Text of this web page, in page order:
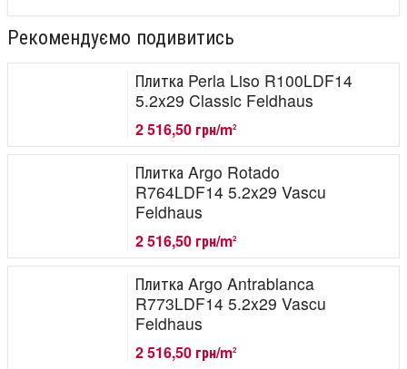
Рекомендуємо подивитись
Плитка Perla Liso R100LDF14
5.2x29 Classic Feldhaus
2 516,50 грн/m2
Плитка Argo Rotado
R764LDF14 5.2x29 Vascu
Feldhaus
2 516,50 грн/m2
Плитка Argo Antrablanca
R773LDF14 5.2x29 Vascu
Feldhaus
2 516,50 грн/m2